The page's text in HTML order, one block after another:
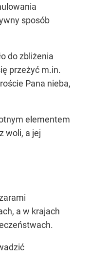
sposób
do zbliżenia
przeżyć m.in.
Pana nieba,
elementem
woli, a jej
a w krajach